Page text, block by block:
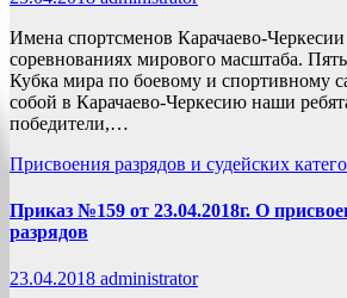
Имена спортсменов Карачаево-
соревнованиях мирового масштаба.
Кубка мира по боевому и спортивному
собой в Карачаево-Черкесию наши
победители,…
Присвоения разрядов и судейских
Приказ №159 от 23.04.2018г. О
разрядов
23.04.2018 administrator